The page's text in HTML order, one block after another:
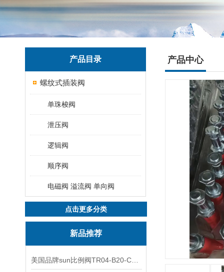
产品目录
螺纹式插装阀
单珠梭阀
泄压阀
逻辑阀
顺序阀
电磁阀 溢流阀 单向阀
点击更多分类
新品推荐
产品中心